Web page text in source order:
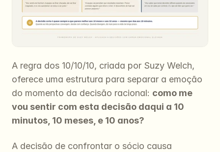
A regra dos 10/10/10, criada por Suzy Welch,
oferece uma estrutura para separar a emoção
do momento da decisão racional: como me
vou sentir com esta decisão daqui a 10
minutos, 10 meses, e 10 anos?
A decisão de confrontar o sócio causa